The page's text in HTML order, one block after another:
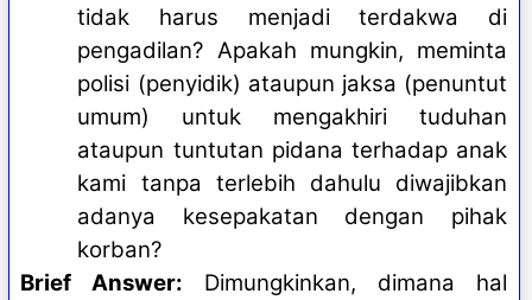
tidak harus menjadi terdakwa di
pengadilan? Apakah mungkin, meminta
polisi (penyidik) ataupun jaksa (penuntut
umum) untuk mengakhiri tuduhan
ataupun tuntutan pidana terhadap anak
kami tanpa terlebih dahulu diwajibkan
adanya kesepakatan dengan pihak
korban?
Brief Answer: Dimungkinkan, dimana hal